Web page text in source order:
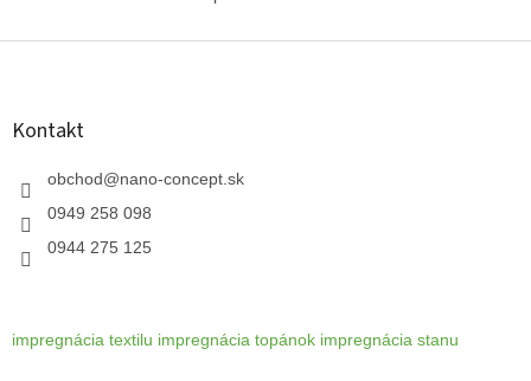
l
ý
Z
Kontakt
obchod@nano-concept.sk
0949 258 098
0944 275 125
impregnácia textilu impregnácia topánok impregnácia stanu